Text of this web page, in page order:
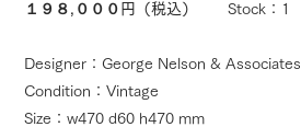
１９８,０００円（税込） Stock：1
Designer：George Nelson & Associates
Condition：Vintage
Size：w470 d60 h470 mm